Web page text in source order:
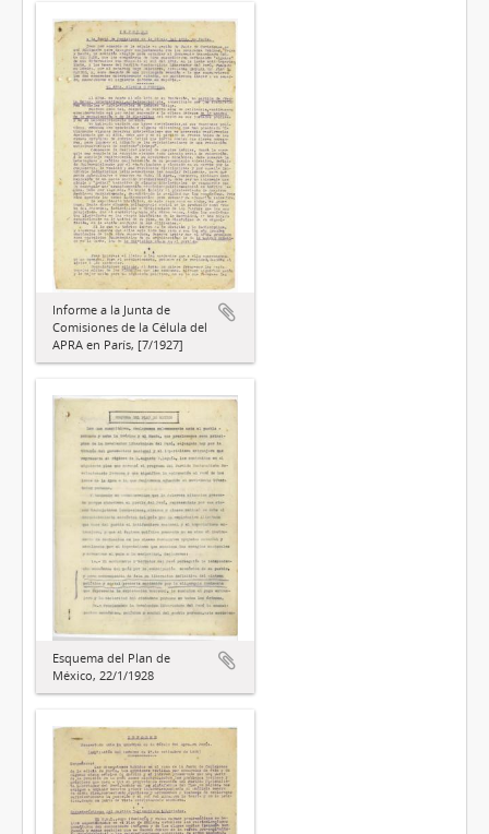
Informe a la Junta de
Comisiones de la Célula del
APRA en París, [7/1927]
Esquema del Plan de
México, 22/1/1928